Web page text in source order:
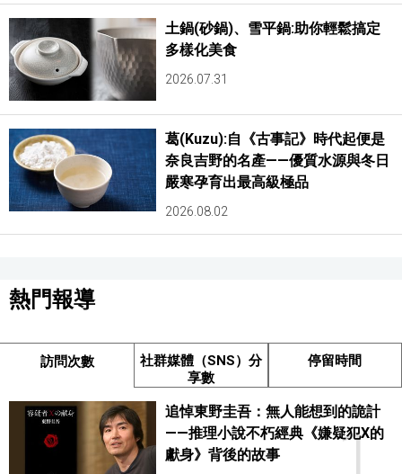
土鍋(砂鍋)、雪平鍋:助你輕鬆搞定
多樣化美食
2026.07.31
葛(Kuzu):自《古事記》時代起便是
奈良吉野的名產——優質水源與冬日
嚴寒孕育出最高級極品
2026.08.02
熱門報導
訪問次數
社群媒體（SNS）分
享數
停留時間
追悼東野圭吾：無人能想到的詭計
——推理小說不朽經典《嫌疑犯X的
獻身》背後的故事